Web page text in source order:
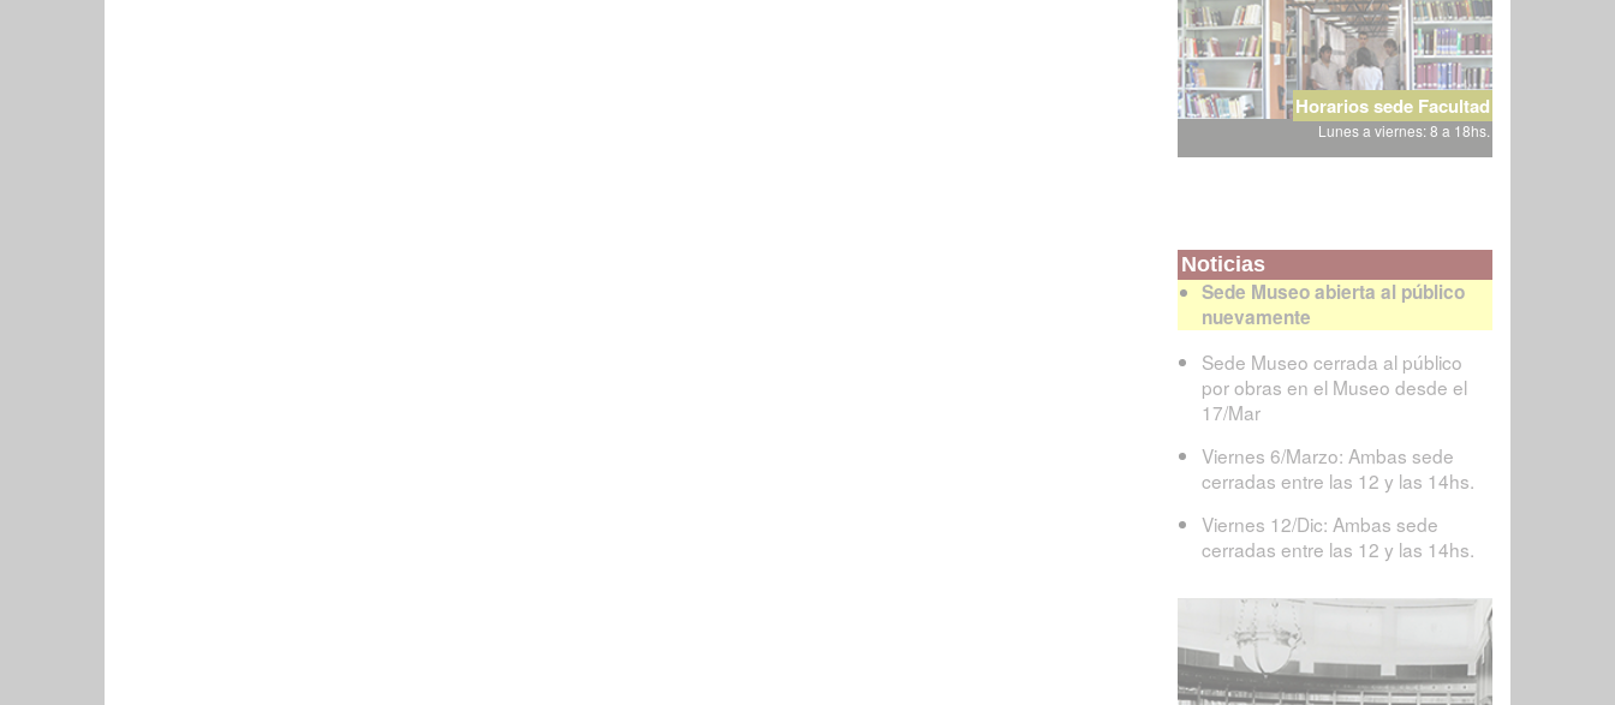
Horarios sede Facultad
Lunes a viernes: 8 a 18hs.
Noticias
Sede Museo abierta al público
nuevamente
Sede Museo cerrada al público
por obras en el Museo desde el
17/Mar
Viernes 6/Marzo: Ambas sede
cerradas entre las 12 y las 14hs.
Viernes 12/Dic: Ambas sede
cerradas entre las 12 y las 14hs.